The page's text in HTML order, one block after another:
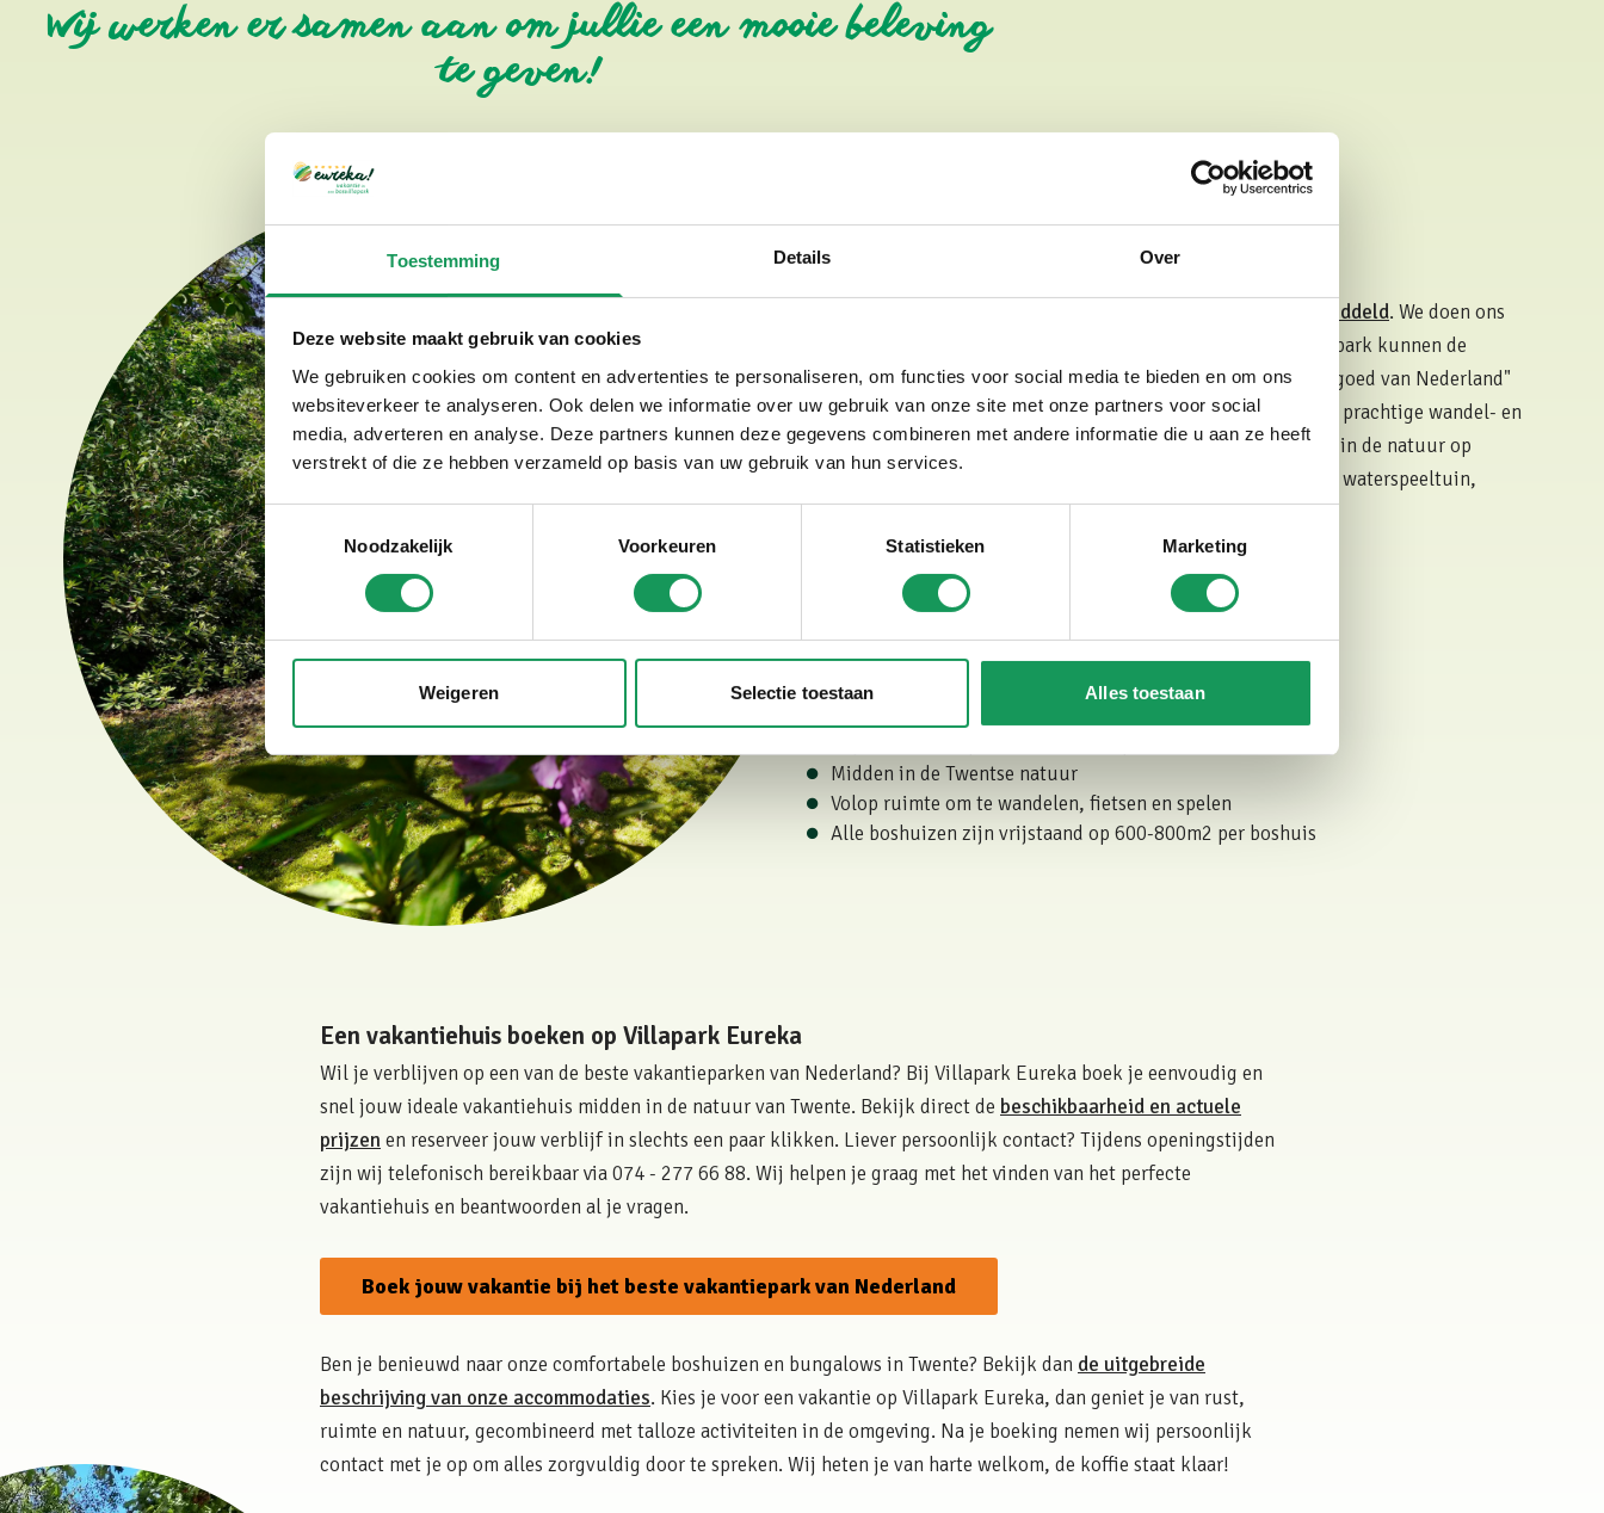
Toestemming Details Over
Deze website maakt gebruik van cookies
We gebruiken cookies om content en advertenties te personaliseren, om functies voor social media te bieden en om ons
websiteverkeer te analyseren. Ook delen we informatie over uw gebruik van onze site met onze partners voor social
media, adverteren en analyse. Deze partners kunnen deze gegevens combineren met andere informatie die u aan ze heeft
verstrekt of die ze hebben verzameld op basis van uw gebruik van hun services.
Toestemmingsselectie
Noodzakelijk
Voorkeuren Statistieken Marketing
Weigeren Selectie toestaan Alles toestaan
Wij werken er samen aan om jullie een mooie beleving
te geven!
Top Beoordeling van 4,7 op Google
4,7 gemiddeld. We doen ons
uiterste best om het onze gasten naar de zin te maken. Op het park kunnen de
kinderen heerlijk spelen en Twente wordt niet voor niets "landgoed van Nederland"
genoemd. Ook indeomgevingzijn er volop mogelijkheden om prachtige wandel- en
fietstochten te maken. Daarnaast ligt Villapark Eureka midden in de natuur op
met o.a. een zwemmeer met zandstranden, waterspeeltuin,
klimbos, mountainbike route en nog veel meer.
Vind hier je Twentse Boshuus
Waarom kiezen voor Villapark Eureka?
Midden in de Twentse natuur
Volop ruimte om te wandelen, fietsen en spelen
Alle boshuizen zijn vrijstaand op 600-800m2 per boshuis
Een vakantiehuis boeken op Villapark Eureka
Wil je verblijven op een van de beste vakantieparken van Nederland? Bij Villapark Eureka boek je eenvoudig en
snel jouw ideale vakantiehuis midden in de natuur van Twente. Bekijk direct de beschikbaarheid en actuele
prijzen en reserveer jouw verblijf in slechts een paar klikken. Liever persoonlijk contact? Tijdens openingstijden
zijn wij telefonisch bereikbaar via 074 - 277 66 88. Wij helpen je graag met het vinden van het perfecte
vakantiehuis en beantwoorden al je vragen.
Boek jouw vakantie bij het beste vakantiepark van Nederland
Ben je benieuwd naar onze comfortabele boshuizen en bungalows in Twente? Bekijk dan de uitgebreide
beschrijving van onze accommodaties. Kies je voor een vakantie op Villapark Eureka, dan geniet je van rust,
ruimte en natuur, gecombineerd met talloze activiteiten in de omgeving. Na je boeking nemen wij persoonlijk
contact met je op om alles zorgvuldig door te spreken. Wij heten je van harte welkom, de koffie staat klaar!